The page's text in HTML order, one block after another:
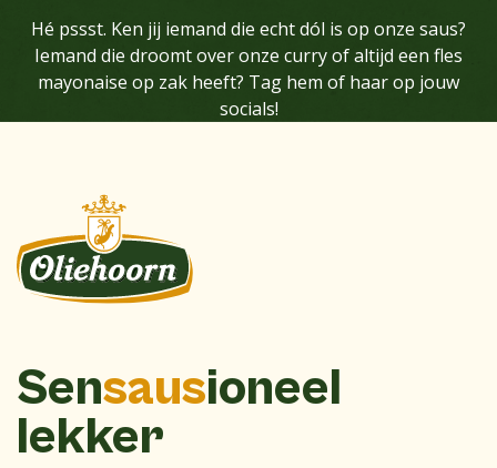
Hé pssst. Ken jij iemand die echt dól is op onze saus?
Iemand die droomt over onze curry of altijd een fles
mayonaise op zak heeft? Tag hem of haar op jouw
socials!
Sensausioneel
lekker